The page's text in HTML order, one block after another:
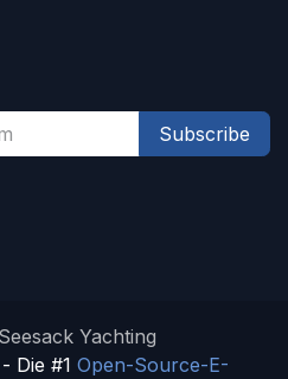
Subscribe
Yachting
Die #1 Open-Source-E-